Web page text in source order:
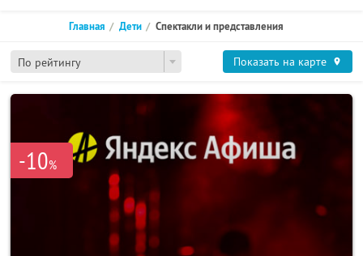
По рейтингу
Главная Дети Спектакли и представления
Показать на карте
-10%